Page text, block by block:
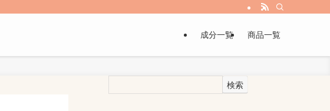
成分一覧 商品一覧
検索